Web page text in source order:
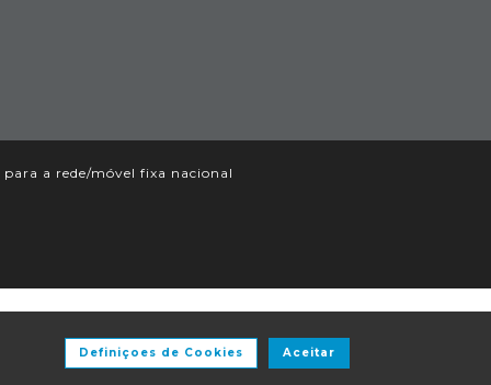
para a rede/móvel fixa nacional
Aceitar
Definiçoes de Cookies